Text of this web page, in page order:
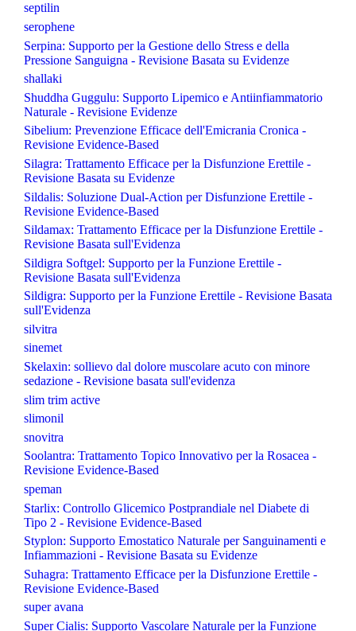
septilin
serophene
Serpina: Supporto per la Gestione dello Stress e della
Pressione Sanguigna - Revisione Basata su Evidenze
shallaki
Shuddha Guggulu: Supporto Lipemico e Antiinfiammatorio
Naturale - Revisione Evidenze
Sibelium: Prevenzione Efficace dell'Emicrania Cronica -
Revisione Evidence-Based
Silagra: Trattamento Efficace per la Disfunzione Erettile -
Revisione Basata su Evidenze
Sildalis: Soluzione Dual-Action per Disfunzione Erettile -
Revisione Evidence-Based
Sildamax: Trattamento Efficace per la Disfunzione Erettile -
Revisione Basata sull'Evidenza
Sildigra Softgel: Supporto per la Funzione Erettile -
Revisione Basata sull'Evidenza
Sildigra: Supporto per la Funzione Erettile - Revisione Basata
sull'Evidenza
silvitra
sinemet
Skelaxin: sollievo dal dolore muscolare acuto con minore
sedazione - Revisione basata sull'evidenza
slim trim active
slimonil
snovitra
Soolantra: Trattamento Topico Innovativo per la Rosacea -
Revisione Evidence-Based
speman
Starlix: Controllo Glicemico Postprandiale nel Diabete di
Tipo 2 - Revisione Evidence-Based
Styplon: Supporto Emostatico Naturale per Sanguinamenti e
Infiammazioni - Revisione Basata su Evidenze
Suhagra: Trattamento Efficace per la Disfunzione Erettile -
Revisione Evidence-Based
super avana
Super Cialis: Supporto Vascolare Naturale per la Funzione